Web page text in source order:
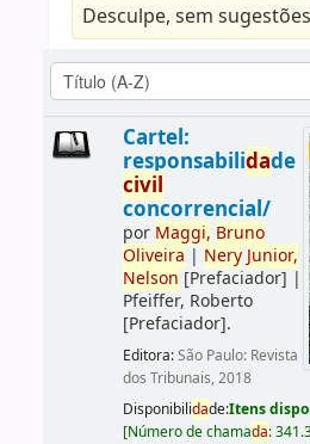
Desculpe, sem
Cartel:
responsabilidade
civil
concorrencial/
por Maggi, Bruno
Oliveira | Nery Junior,
Nelson [Prefaciador] |
Pfeiffer, Roberto
[Prefaciador].
Editora:São Paulo: Revista
dos Tribunais, 2018
Disponibilidade:Itens
[Número de chamada: